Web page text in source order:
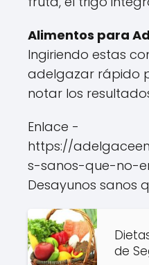
Alimentos para
Ingiriendo estas
adelgazar rápido
notar los
Enlace -
https://
s-sanos-que-no-
Desayunos sanos
de